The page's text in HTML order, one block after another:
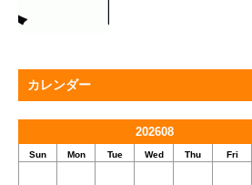
カレンダー
202608
Sun Mon Tue Wed Thu Fri